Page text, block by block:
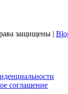
защищены |
соглашение